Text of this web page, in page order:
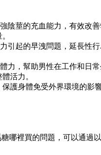
陰莖的充血能力，有效改
引起的早洩問題，延長性
力，幫助男性在工作和日
活力。
護身體免受外界環境的影
哪裡買的問題，可以通過